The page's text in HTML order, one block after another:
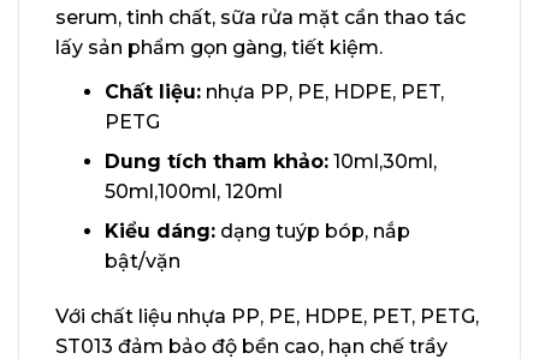
serum, tinh chất, sữa rửa mặt cần thao tác
lấy sản phẩm gọn gàng, tiết kiệm.
Chất liệu:nhựa PP, PE, HDPE, PET,
PETG
Dung tích tham khảo:10ml,30ml,
50ml,100ml, 120ml
Kiểu dáng:dạng tuýp bóp, nắp
bật/vặn
Với chất liệu nhựa PP, PE, HDPE, PET, PETG,
ST013 đảm bảo độ bền cao, hạn chế trầy